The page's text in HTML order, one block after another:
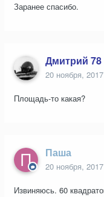
Заранее спасибо.
Дмитрий 78
20 ноября, 2017
Площадь-то какая?
Паша
20 ноября, 2017
Извиняюсь. 60